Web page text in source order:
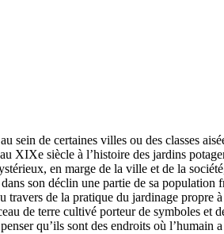
sein de certaines villes ou des classes
XIXe siècle à l’histoire des jardins
en marge de la ville et de la
son déclin une partie de sa population
travers de la pratique du jardinage propre
de terre cultivé porteur de symboles et
qu’ils sont des endroits où l’humain